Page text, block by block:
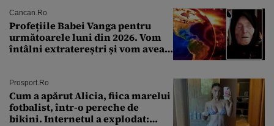
Cancan.ro
Profețiile Babei Vanga pentru
următoarele luni din 2026. Vom
întâlni extratereștri și vom avea
Prosport.ro
Cum a apărut Alicia, fiica marelui
fotbalist, într-o pereche de
bikini. Internetul a explodat: